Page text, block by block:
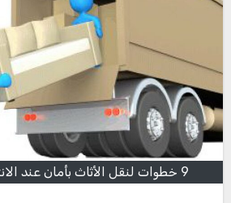
9 خطوات لنقل الأثاث بأمان عند الانتقال لمنزل جديد